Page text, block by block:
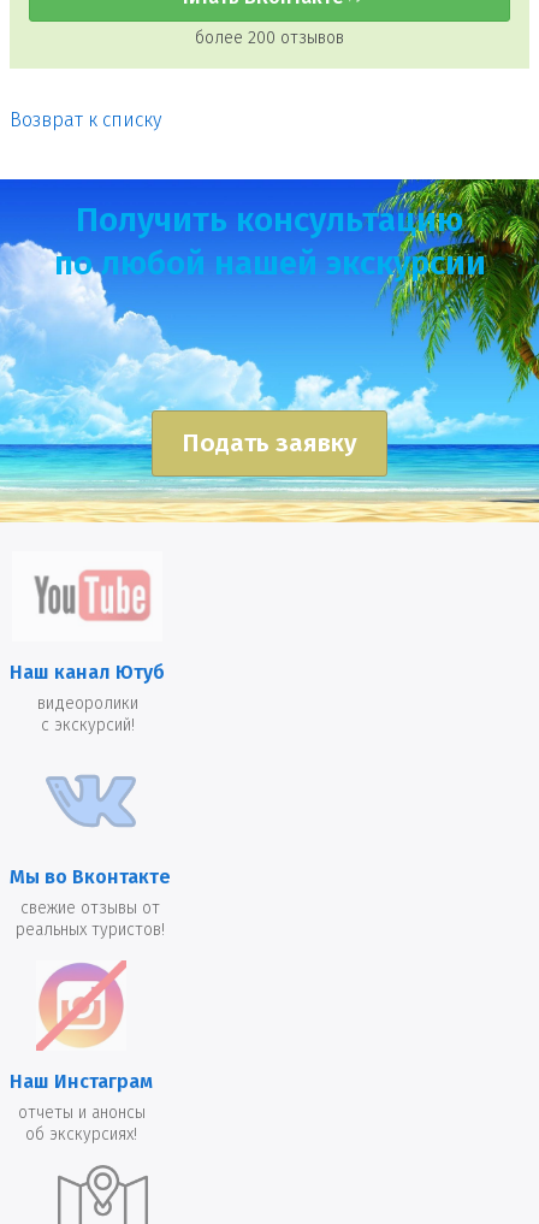
более 200 отзывов
Возврат к списку
Получить консультацию
по любой нашей экскурсии
Подать заявку
Наш канал Ютуб
видеоролики
с экскурсий!
Мы во Вконтакте
свежие отзывы от
реальных туристов!
Наш Инстаграм
отчеты и анонсы
об экскурсиях!